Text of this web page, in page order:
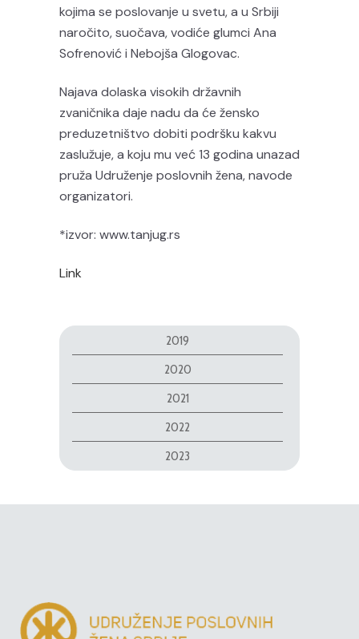
kojima se poslovanje u svetu, a u Srbiji
naročito, suočava, vodiće glumci Ana
Sofrenović i Nebojša Glogovac.
Najava dolaska visokih državnih
zvaničnika daje nadu da će žensko
preduzetništvo dobiti podršku kakvu
zaslužuje, a koju mu već 13 godina unazad
pruža Udruženje poslovnih žena, navode
organizatori.
*izvor: www.tanjug.rs
Link
2019
2020
2021
2022
2023